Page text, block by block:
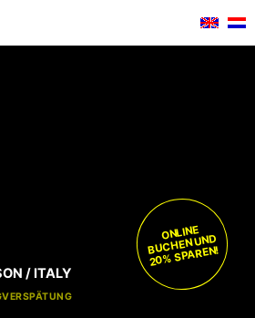
/ ITALY
ONLINE
BUCHEN UND
20% SPAREN!